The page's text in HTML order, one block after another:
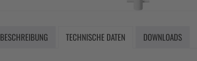
BESCHREIBUNG TECHNISCHE DATEN DOWNLOADS